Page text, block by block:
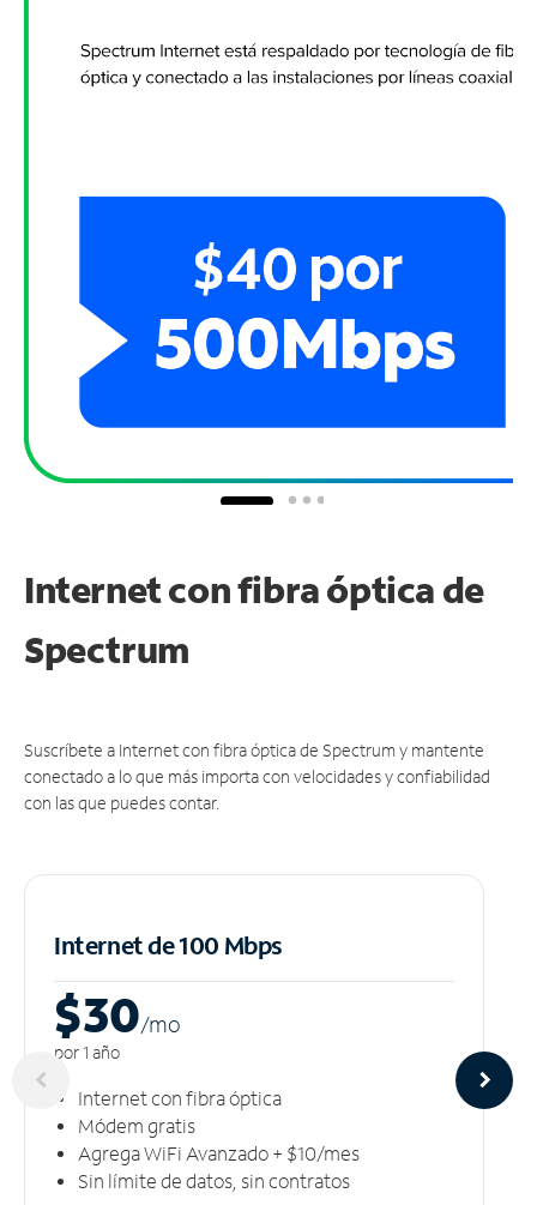
Internet con fibra óptica de
Spectrum
Suscríbete a Internet con fibra óptica de Spectrum y mantente
conectado a lo que más importa con velocidades y confiabilidad
con las que puedes contar.
Internet de 100 Mbps
$30/mo
por 1 año
Internet con fibra óptica
Módem gratis
Agrega WiFi Avanzado + $10/mes
Sin límite de datos, sin contratos